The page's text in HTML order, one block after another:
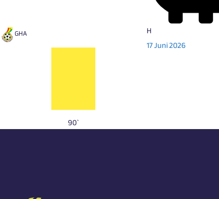
GHA
H
17 Juni 2026
90`